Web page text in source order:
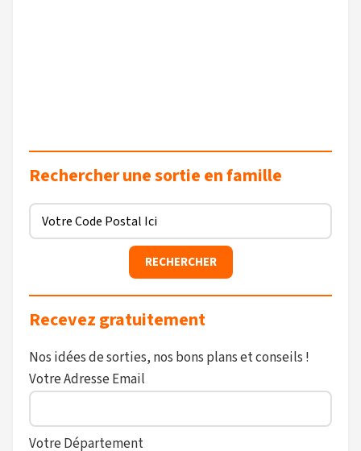
Rechercher une sortie en famille
Recevez gratuitement
Nos idées de sorties, nos bons plans et conseils !
Votre Adresse Email
Votre Département